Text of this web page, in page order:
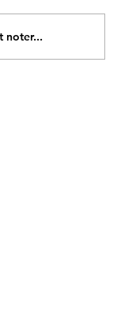
à ses
:
noter...